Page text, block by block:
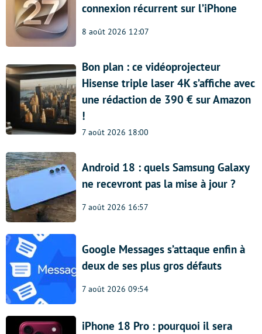
connexion récurrent sur l’iPhone
8 août 2026 12:07
Bon plan : ce vidéoprojecteur
Hisense triple laser 4K s’affiche avec
une rédaction de 390 € sur Amazon
!
7 août 2026 18:00
Android 18 : quels Samsung Galaxy
ne recevront pas la mise à jour ?
7 août 2026 16:57
Google Messages s’attaque enfin à
deux de ses plus gros défauts
7 août 2026 09:54
iPhone 18 Pro : pourquoi il sera